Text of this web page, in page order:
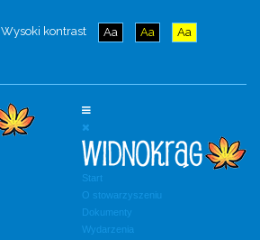
Wysoki kontrast Aa Aa Aa
Start
O stowarzyszeniu
Dokumenty
Wydarzenia